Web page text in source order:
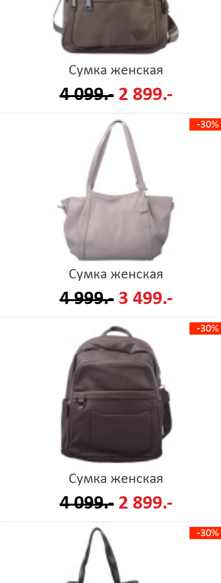
Сумка женская
4 099.- 2 899.-
-30%
Сумка женская
4 999.- 3 499.-
-30%
Сумка женская
4 099.- 2 899.-
-30%